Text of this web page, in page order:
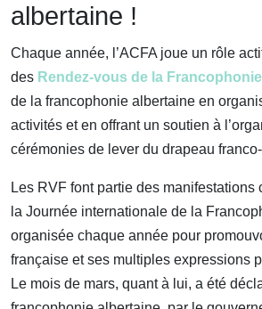
albertaine !
Chaque année, l’ACFA joue un rôle
des Rendez-vous de la Francophonie
de la francophonie albertaine en
activités et en offrant un soutien à
cérémonies de lever du drapeau
Les RVF font partie des manifestations
la Journée internationale de la
organisée chaque année pour
française et ses multiples expressions
Le mois de mars, quant à lui, a été